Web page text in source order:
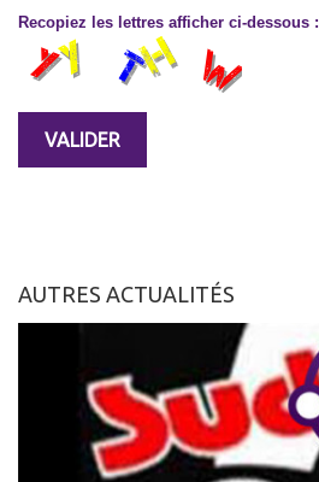
Recopiez les lettres afficher ci-dessous :
AUTRES ACTUALITÉS